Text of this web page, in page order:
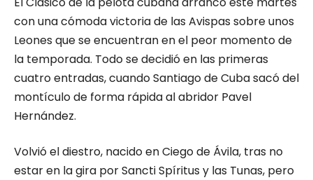
con una cómoda victoria de las Avispas sobre unos
Leones que se encuentran en el peor momento de
la temporada. Todo se decidió en las primeras
cuatro entradas, cuando Santiago de Cuba sacó del
montículo de forma rápida al abridor Pavel
Hernández.
Volvió el diestro, nacido en Ciego de Ávila, tras no
estar en la gira por Sancti Spíritus y las Tunas, pero